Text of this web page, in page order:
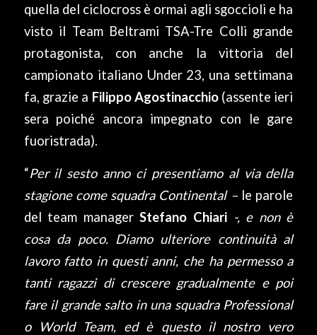
quella del ciclocross è ormai agli sgoccioli e ha
visto il Team Beltrami TSA-Tre Colli grande
protagonista, con anche la vittoria del
campionato italiano Under 23, una settimana
fa, grazie a Filippo Agostinacchio(assente ieri
sera poiché ancora impegnato con le gare
fuoristrada).
“Per il sesto anno ci presentiamo al via della
stagione come squadra Continental – le parole
del team managerStefano Chiari -, e non è
cosa da poco. Diamo ulteriore continuità al
lavoro fatto in questi anni, che ha permesso a
tanti ragazzi di crescere gradualmente e poi
fare il grande salto in una squadra Professional
o World Team, ed è questo il nostro vero